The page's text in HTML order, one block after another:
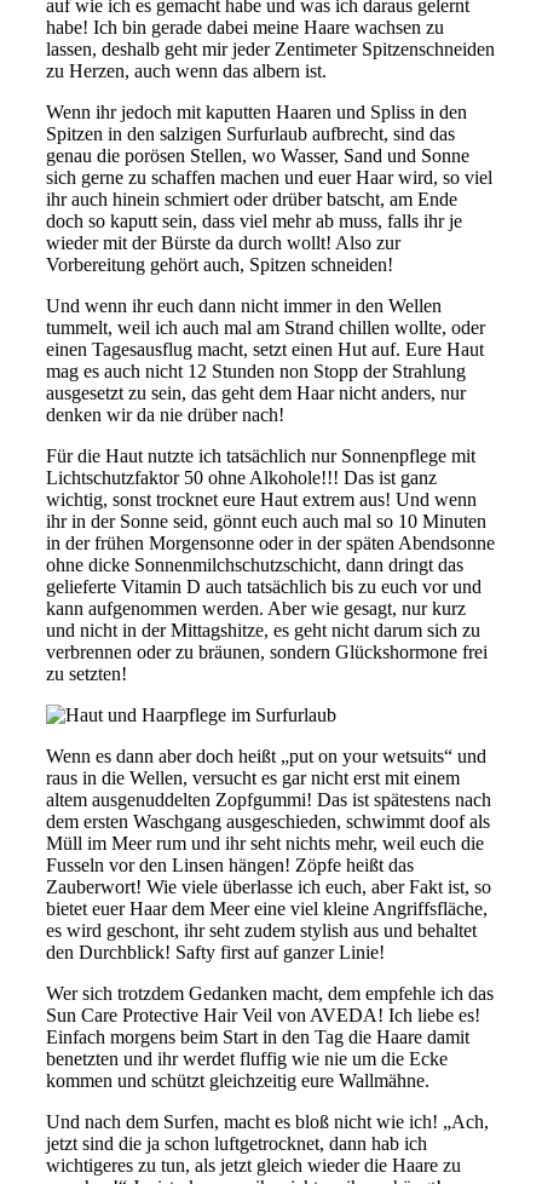
auf wie ich es gemacht habe und was ich daraus gelernt
habe! Ich bin gerade dabei meine Haare wachsen zu
lassen, deshalb geht mir jeder Zentimeter Spitzenschneiden
zu Herzen, auch wenn das albern ist.
Wenn ihr jedoch mit kaputten Haaren und Spliss in den
Spitzen in den salzigen Surfurlaub aufbrecht, sind das
genau die porösen Stellen, wo Wasser, Sand und Sonne
sich gerne zu schaffen machen und euer Haar wird, so viel
ihr auch hinein schmiert oder drüber batscht, am Ende
doch so kaputt sein, dass viel mehr ab muss, falls ihr je
wieder mit der Bürste da durch wollt! Also zur
Vorbereitung gehört auch, Spitzen schneiden!
Und wenn ihr euch dann nicht immer in den Wellen
tummelt, weil ich auch mal am Strand chillen wollte, oder
einen Tagesausflug macht, setzt einen Hut auf. Eure Haut
mag es auch nicht 12 Stunden non Stopp der Strahlung
ausgesetzt zu sein, das geht dem Haar nicht anders, nur
denken wir da nie drüber nach!
Für die Haut nutzte ich tatsächlich nur Sonnenpflege mit
Lichtschutzfaktor 50 ohne Alkohole!!! Das ist ganz
wichtig, sonst trocknet eure Haut extrem aus! Und wenn
ihr in der Sonne seid, gönnt euch auch mal so 10 Minuten
in der frühen Morgensonne oder in der späten Abendsonne
ohne dicke Sonnenmilchschutzschicht, dann dringt das
gelieferte Vitamin D auch tatsächlich bis zu euch vor und
kann aufgenommen werden. Aber wie gesagt, nur kurz
und nicht in der Mittagshitze, es geht nicht darum sich zu
verbrennen oder zu bräunen, sondern Glückshormone frei
zu setzten!
Wenn es dann aber doch heißt „put on your wetsuits“ und
raus in die Wellen, versucht es gar nicht erst mit einem
altem ausgenuddelten Zopfgummi! Das ist spätestens nach
dem ersten Waschgang ausgeschieden, schwimmt doof als
Müll im Meer rum und ihr seht nichts mehr, weil euch die
Fusseln vor den Linsen hängen! Zöpfe heißt das
Zauberwort! Wie viele überlasse ich euch, aber Fakt ist, so
bietet euer Haar dem Meer eine viel kleine Angriffsfläche,
es wird geschont, ihr seht zudem stylish aus und behaltet
den Durchblick! Safty first auf ganzer Linie!
Wer sich trotzdem Gedanken macht, dem empfehle ich das
Sun Care Protective Hair Veil von AVEDA! Ich liebe es!
Einfach morgens beim Start in den Tag die Haare damit
benetzten und ihr werdet fluffig wie nie um die Ecke
kommen und schützt gleichzeitig eure Wallmähne.
Und nach dem Surfen, macht es bloß nicht wie ich! „Ach,
jetzt sind die ja schon luftgetrocknet, dann hab ich
wichtigeres zu tun, als jetzt gleich wieder die Haare zu